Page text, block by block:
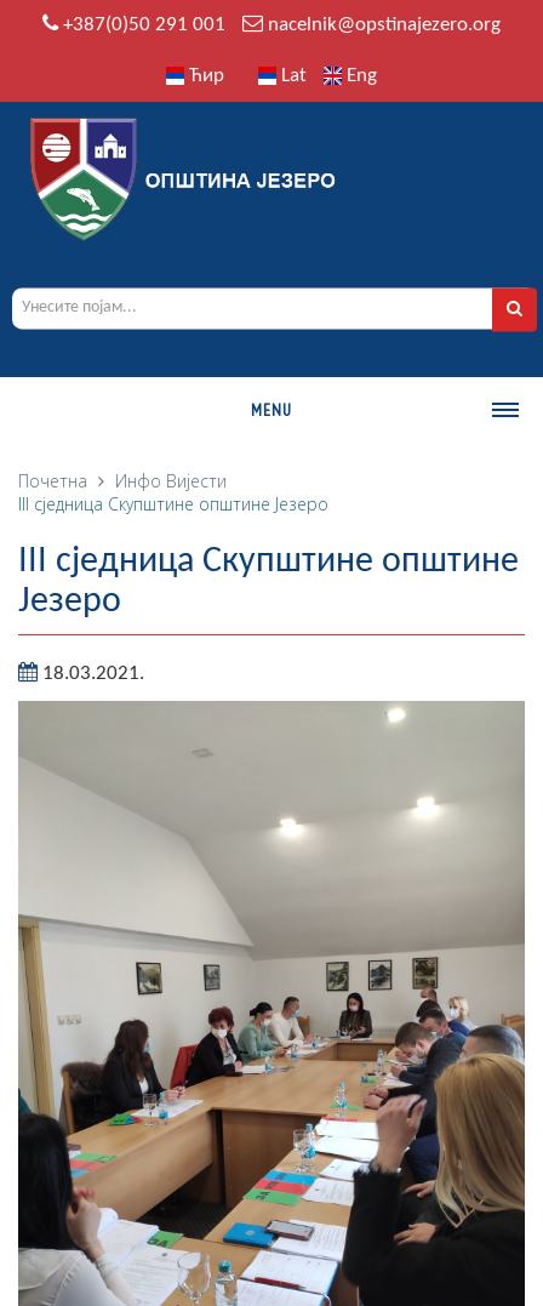
+387(0)50 291 001 nacelnik@opstinajezero.org
Ћир Lat Eng
MENU
О ОПШТИНИ
Историја
Географија
Насељена мјеста
Занимљивости
Фотогалерија
О Начелнику
Замјеник начелника
Извјештај о раду начелника
СКУПШТИНА
Статут Општине
Скупштинско вијеће општине језеро
Састав Скупштине
Службени Гласници
ОПШТИНСКА УПРАВА
Почетна Инфо Вијести
III сједница Скупштине општине Језеро
III сједница Скупштине општине
Језеро
18.03.2021.